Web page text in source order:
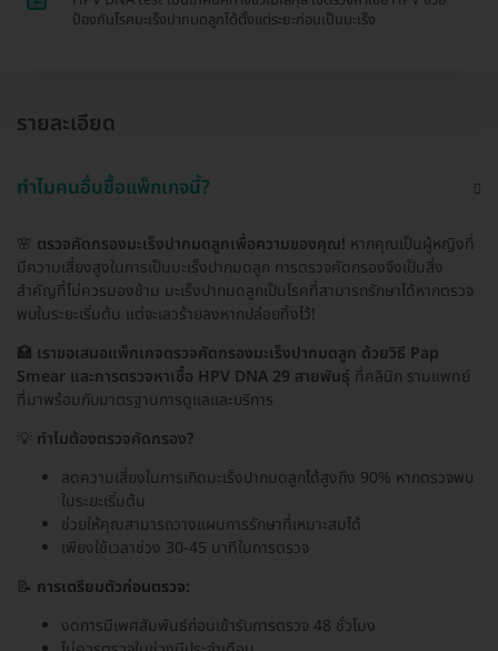
ป้องกันโรคมะเร็งปากมดลูกได้ตั้งแต่ระยะก่อนเป็นมะเร็ง
รายละเอียด
ทำไมคนอื่นซื้อแพ็กเกจนี้?
🌸 ตรวจคัดกรองมะเร็งปากมดลูกเพื่อความของคุณ! หากคุณเป็นผู้หญิงที่
มีความเสี่ยงสูงในการเป็นมะเร็งปากมดลูก การตรวจคัดกรองจึงเป็นสิ่ง
สำคัญที่ไม่ควรมองข้าม มะเร็งปากมดลูกเป็นโรคที่สามารถรักษาได้หากตรวจ
พบในระยะเริ่มต้น แต่จะเลวร้ายลงหากปล่อยทิ้งไว้!
🏥 เราขอเสนอแพ็กเกจตรวจคัดกรองมะเร็งปากมดลูก ด้วยวิธี Pap
Smear และการตรวจหาเชื้อ HPV DNA 29 สายพันธุ์ ที่คลินิก รามแพทย์
ที่มาพร้อมกับมาตรฐานการดูแลและบริการ
💡 ทำไมต้องตรวจคัดกรอง?
ลดความเสี่ยงในการเกิดมะเร็งปากมดลูกได้สูงถึง 90% หากตรวจพบ
ในระยะเริ่มต้น
ช่วยให้คุณสามารถวางแผนการรักษาที่เหมาะสมได้
เพียงใช้เวลาช่วง 30-45 นาทีในการตรวจ
📝 การเตรียมตัวก่อนตรวจ:
งดการมีเพศสัมพันธ์ก่อนเข้ารับการตรวจ 48 ชั่วโมง